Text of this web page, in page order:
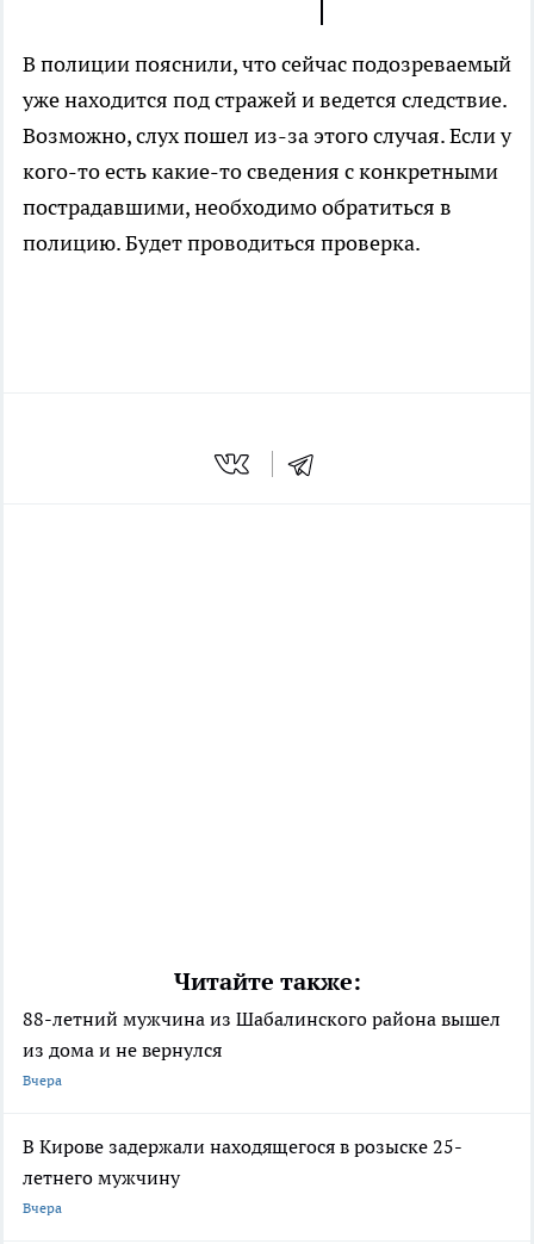
В полиции пояснили, что сейчас подозреваемый
уже находится под стражей и ведется следствие.
Возможно, слух пошел из-за этого случая. Если у
кого-то есть какие-то сведения с конкретными
пострадавшими, необходимо обратиться в
полицию. Будет проводиться проверка.
Читайте также:
88-летний мужчина из Шабалинского района вышел
из дома и не вернулся
Вчера
В Кирове задержали находящегося в розыске 25-
летнего мужчину
Вчера